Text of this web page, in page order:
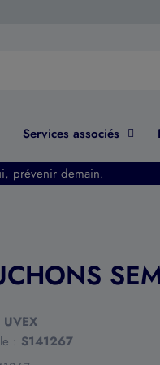
Services associés
prévenir demain.
UVEX
: S141267